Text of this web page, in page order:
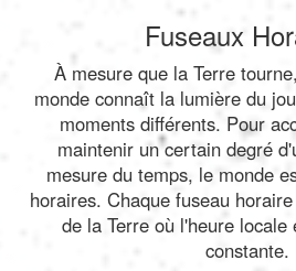
Fuseaux
À mesure que la Terre
monde connaît la lumière du
moments différents. Pour
maintenir un certain degré
mesure du temps, le monde
horaires. Chaque fuseau
de la Terre où l'heure locale
constante.